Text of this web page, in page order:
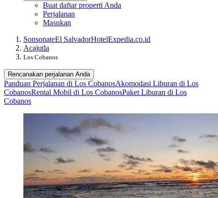
Buat daftar properti Anda
Perjalanan
Masukan
SonsonateEl SalvadorHotelExpedia.co.id
Acajutla
Los Cobanos
Rencanakan perjalanan Anda
Panduan Perjalanan di Los CobanosAkomodasi Liburan di Los
CobanosRental Mobil di Los CobanosPaket Liburan di Los
Cobanos